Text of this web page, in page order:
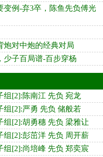
变例-弃3卒，陈鱼先负傅光
炮对中炮的经典对局
少子百局谱-百步穿杨
组[2]:陈南江 先负 宛龙
组[2]:严勇 先负 储般若
组[2]:胡勇穗 先负 梁雅让
组[2]:彭茁洋 先负 周开薪
组[2]:尚培峰 先负 郑奕宸